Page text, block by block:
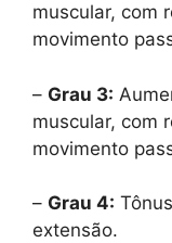
muscular, com
movimento
– Grau 3:
muscular, com
movimento
– Grau 4:
extensão.